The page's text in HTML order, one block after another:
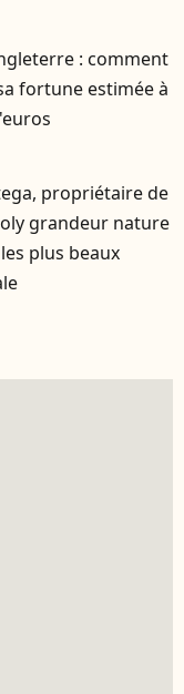
: comment
fortune estimée à
propriétaire de
grandeur nature
plus beaux